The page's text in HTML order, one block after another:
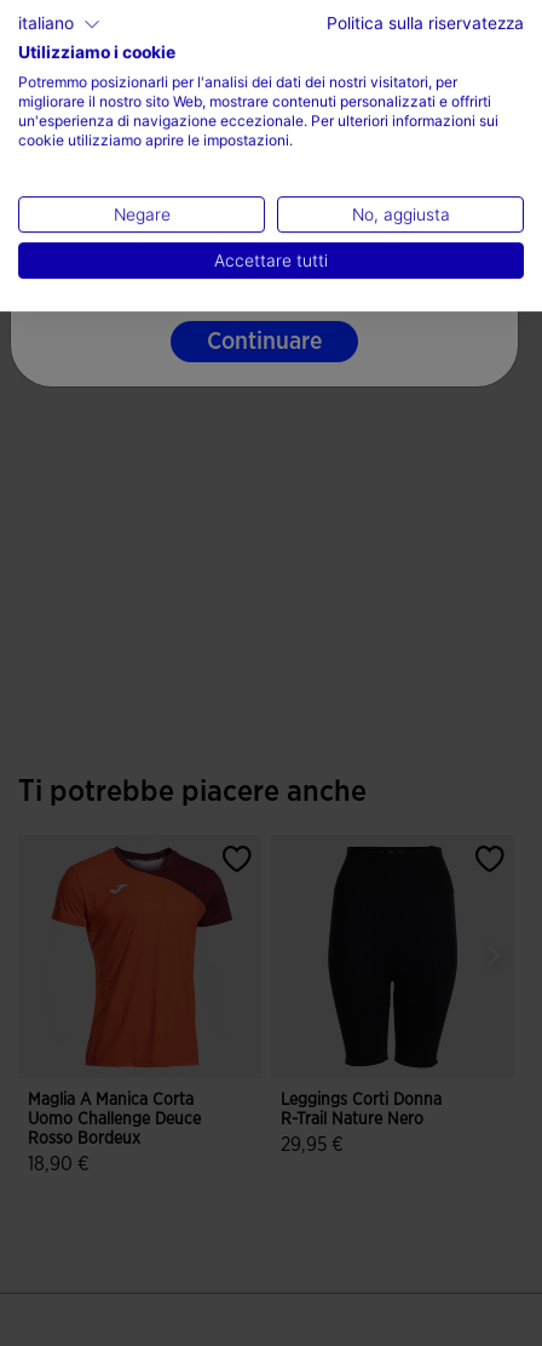
Stirare a una temperatura massima di 110 gradi
Ti potrebbe piacere anche
Maglia A Manica Corta
Uomo Challenge Deuce
Rosso Bordeux
18,90 €
Leggings Corti Donna
R-Trail Nature Nero
29,95 €
Scegli il tuo paese e la tua lingua
Paese
Lingua
Italiano
Continuare
italiano
Politica sulla riservatezza
Utilizziamo i cookie
Potremmo posizionarli per l'analisi dei dati dei nostri visitatori, per
migliorare il nostro sito Web, mostrare contenuti personalizzati e offrirti
un'esperienza di navigazione eccezionale. Per ulteriori informazioni sui
cookie utilizziamo aprire le impostazioni.
Negare No, aggiusta
Accettare tutti